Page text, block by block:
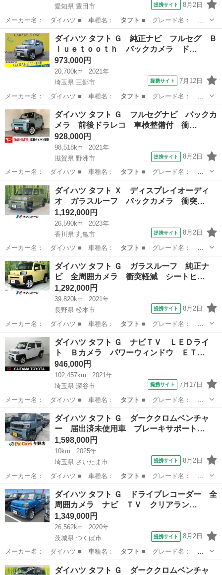
愛知県 豊田市
提携サイト 8月2日
メーカー名： ダイハツ ■ 車種名： タフト ■ グレード名：
Ｘ 届出済未使用車…
愛知 豊田市 ダイハツ
ダイハツ タフト Ｇ 純正ナビ フルセグ Ｂ
ｌｕｅｔｏｏｔｈ バックカメラ ド…
973,000円
20,700km
2021年
埼玉県 三郷市
提携サイト 7月12日
メーカー名： ダイハツ ■ 車種名： タフト ■ グレード名：
Ｇ 純正ナビ フル…
埼玉 三郷市 ダイハツ
ダイハツ タフト Ｇ フルセグナビ バックカ
メラ 前後ドラレコ 車検整備付 衝…
928,000円
98,518km
2021年
滋賀県 野洲市
提携サイト 8月2日
メーカー名： ダイハツ ■ 車種名： タフト ■ グレード名：
Ｇ フルセグナビ …
滋賀 野洲市 ダイハツ
ダイハツ タフト Ｘ ディスプレイオーディ
オ ガラスルーフ バックカメラ 衝突…
1,192,000円
26,590km
2023年
香川県 丸亀市
提携サイト 8月2日
メーカー名： ダイハツ ■ 車種名： タフト ■ グレード名：
Ｘ ディスプレイオ…
香川 丸亀市 ダイハツ
ダイハツ タフト Ｇ ガラスルーフ 純正ナ
ビ 全周囲カメラ 衝突軽減 シートヒ…
1,292,000円
39,820km
2021年
長野県 松本市
提携サイト 8月2日
メーカー名： ダイハツ ■ 車種名： タフト ■ グレード名：
Ｇ ガラスルーフ …
松本市 ダイハツ
ダイハツ タフト Ｇ ナビＴＶ ＬＥＤライ
ト Ｂカメラ パワーウィンドウ ＥＴ…
946,000円
102,457km
2021年
埼玉県 深谷市
提携サイト 7月17日
メーカー名： ダイハツ ■ 車種名： タフト ■ グレード名：
Ｇ ナビＴＶ ＬＥ…
埼玉 深谷市 ダイハツ
ダイハツ タフト Ｇ ダーククロムベンチャ
ー 届出済未使用車 ブレーキサポート…
1,598,000円
10km
2025年
埼玉県 さいたま市
提携サイト 8月2日
メーカー名： ダイハツ ■ 車種名： タフト ■ グレード名：
Ｇ ダーククロムベ…
埼玉 さいたま市 ダイハツ
ダイハツ タフト Ｇ ドライブレコーダー 全
周囲カメラ ナビ ＴＶ クリアラン…
1,349,000円
26,562km
2020年
茨城県 つくば市
提携サイト 8月2日
メーカー名： ダイハツ ■ 車種名： タフト ■ グレード名：
Ｇ ドライブレコー…
茨城 つくば市 ダイハツ
ダイハツ タフト Ｇ ダーククロムベンチャ